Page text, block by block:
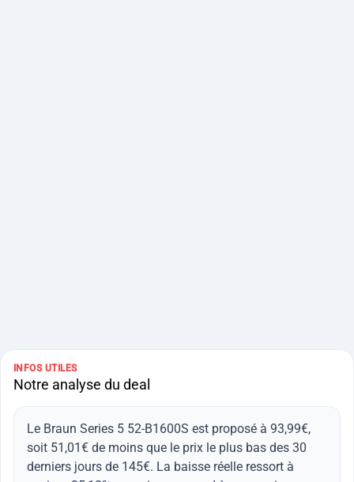
INFOS UTILES
Notre analyse du deal
Le Braun Series 5 52-B1600S est proposé à 93,99€,
soit 51,01€ de moins que le prix le plus bas des 30
derniers jours de 145€. La baisse réelle ressort à